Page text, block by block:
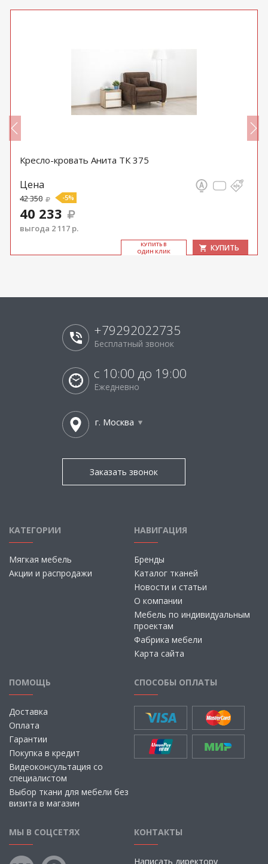
Кресло-кровать Анита ТК 375
Цена
42 350 -5%
40 233
выгода 2 117 р.
КУ­ПИТЬ В
ОДИН КЛИК
КУПИТЬ
+79292022735
Бесплатный звонок
с 10:00 до 19:00
Ежедневно
г. Москва
Заказать звонок
КАТЕГОРИИ
Мягкая мебель
Акции и распродажи
НАВИГАЦИЯ
Бренды
Каталог тканей
Новости и статьи
О компании
Мебель по индивидуальным
проектам
Фабрика мебели
Карта сайта
ПОМОЩЬ
Доставка
Оплата
Гарантии
Покупка в кредит
Видеоконсультация со
специалистом
Выбор ткани для мебели без
визита в магазин
СПОСОБЫ ОПЛАТЫ
МЫ В СОЦСЕТЯХ КОНТАКТЫ
Написать директору